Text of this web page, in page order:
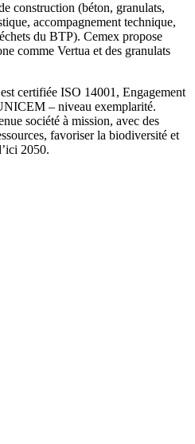
construction (béton, granulats,
accompagnement technique,
du BTP). Cemex propose
comme Vertua et des granulats
certifiée ISO 14001, Engagement
– niveau exemplarité.
société à mission, avec des
favoriser la biodiversité et
2050.